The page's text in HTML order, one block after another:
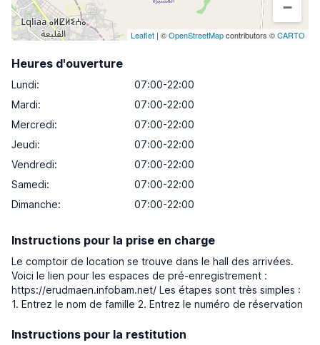
−
Leaflet | ©OpenStreetMapcontributors ©CARTO
Heures d'ouverture
Lundi:
07:00-22:00
Mardi:
07:00-22:00
Mercredi:
07:00-22:00
Jeudi:
07:00-22:00
Vendredi:
07:00-22:00
Samedi:
07:00-22:00
Dimanche: 07:00-22:00
Instructions pour la prise en charge
Le comptoir de location se trouve dans le hall des arrivées.
Voici le lien pour les espaces de pré-enregistrement :
https://erudmaen.infobam.net/ Les étapes sont très simples :
1. Entrez le nom de famille 2. Entrez le numéro de réservation
Instructions pour la restitution